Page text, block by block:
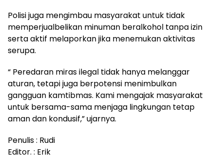
Polisi juga mengimbau masyarakat untuk tidak
memperjualbelikan minuman beralkohol tanpa izin
serta aktif melaporkan jika menemukan aktivitas
serupa.
“ Peredaran miras ilegal tidak hanya melanggar
aturan, tetapi juga berpotensi menimbulkan
gangguan kamtibmas. Kami mengajak masyarakat
untuk bersama-sama menjaga lingkungan tetap
aman dan kondusif,” ujarnya.
Penulis : Rudi
Editor. : Erik